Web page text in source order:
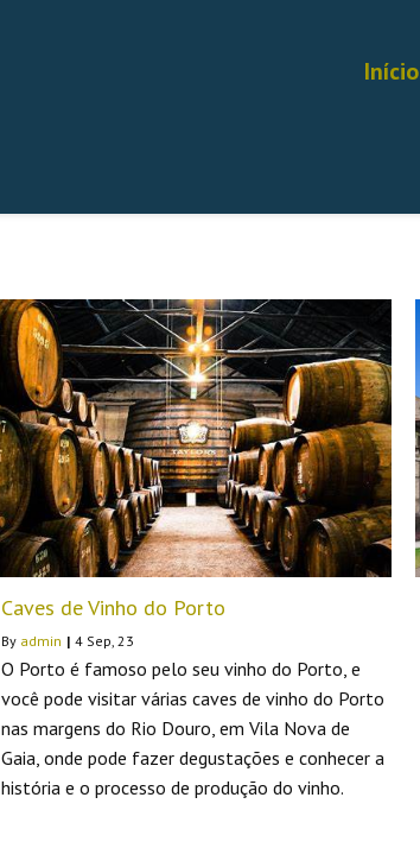
Início
Caves de Vinho do Porto
By admin | 4 Sep, 23
O Porto é famoso pelo seu vinho do Porto, e
você pode visitar várias caves de vinho do Porto
nas margens do Rio Douro, em Vila Nova de
Gaia, onde pode fazer degustações e conhecer a
história e o processo de produção do vinho.